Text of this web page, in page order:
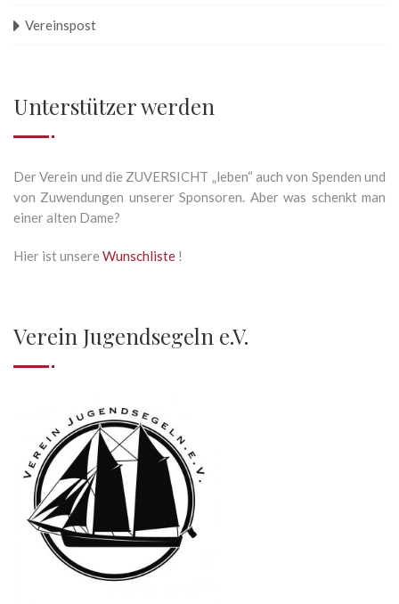
Vereinspost
Unterstützer werden
Der Verein und die ZUVERSICHT „leben“ auch von Spenden und
von Zuwendungen unserer Sponsoren. Aber was schenkt man
einer alten Dame?
Hier ist unsere Wunschliste !
Verein Jugendsegeln e.V.